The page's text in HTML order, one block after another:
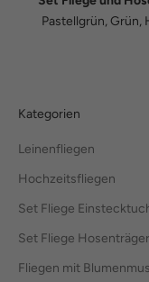
Pastellgrün, Grün,
Kategorien
Leinenfliegen
Hochzeitsfliegen
Set Fliege
Set Fliege Hosenträger
Fliegen mit